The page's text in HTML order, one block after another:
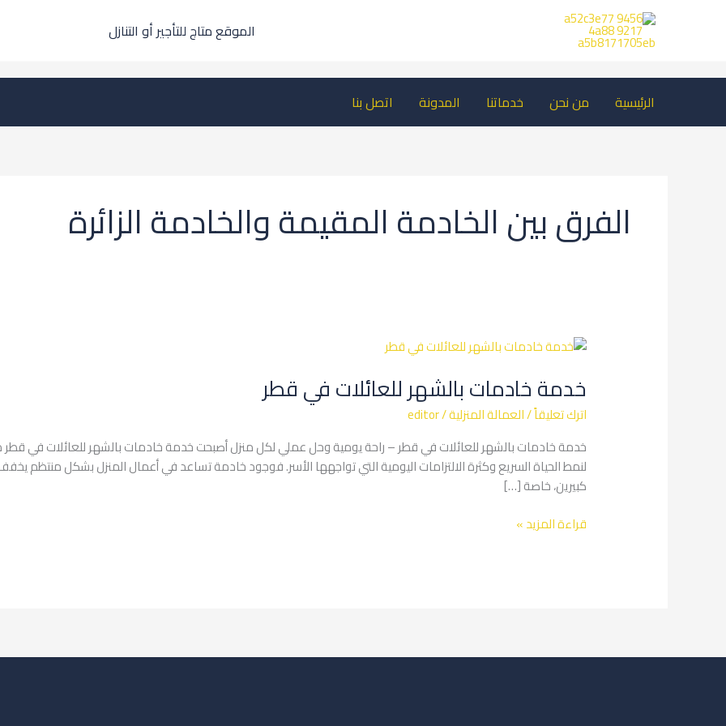
الموقع متاج للتأجير أو التنازل
الرئيسية من نحن خدماتنا المدونة اتصل بنا
الفرق بين الخادمة المقيمة والخادمة الزائرة
خدمة خادمات بالشهر للعائلات في قطر
اترك تعليقاً/العمالة المنزلية/
editor
خدمة خادمات بالشهر للعائلات في قطر – راحة يومية وحل عملي لكل منزل أصبحت خدمة خادمات بالشهر للعائلات في قطر من
لنمط الحياة السريع وكثرة الالتزامات اليومية التي تواجهها الأسر. فوجود خادمة تساعد في أعمال المنزل بشكل منتظم
كبيرين، خاصة […]
خدمة
بالشهر
للعائلات
في
قطر
قراءة المزيد »